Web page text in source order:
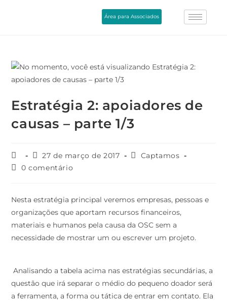
Área para Associados
Estratégia 2: apoiadores de
causas – parte 1/3
27 de março de 2017
Captamos
0 comentário
Nesta estratégia principal veremos empresas, pessoas e
organizações que aportam recursos financeiros,
materiais e humanos pela causa da OSC sem a
necessidade de mostrar um ou escrever um projeto.
Analisando a tabela acima nas estratégias secundárias, a
questão que irá separar o médio do pequeno doador será
a ferramenta, a forma ou tática de entrar em contato. Ela